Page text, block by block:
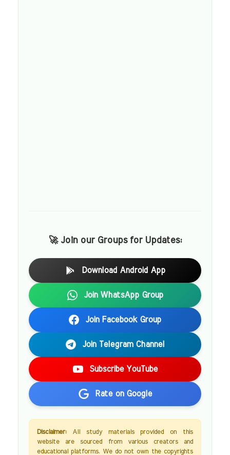
🚀 Join our Groups for Updates:
Download Android App
Join WhatsApp Group
Join Facebook Group
Join Telegram Channel
Subscribe YouTube
Rate on Google
Disclaimer:All study materials provided on this
website are sourced from various creators and
educational platforms. We do not own the copyrights